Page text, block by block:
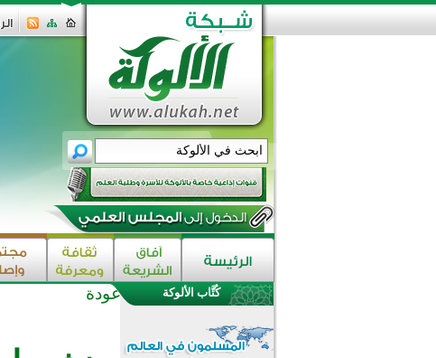
عودة كُتَّاب الألوكة
اختتام الدورة التاسعة لمسابقة حفظ
تيسليتش تختتم برنامجا تعليميا لتعزيز
القيم وبناء الشخصية للشباب